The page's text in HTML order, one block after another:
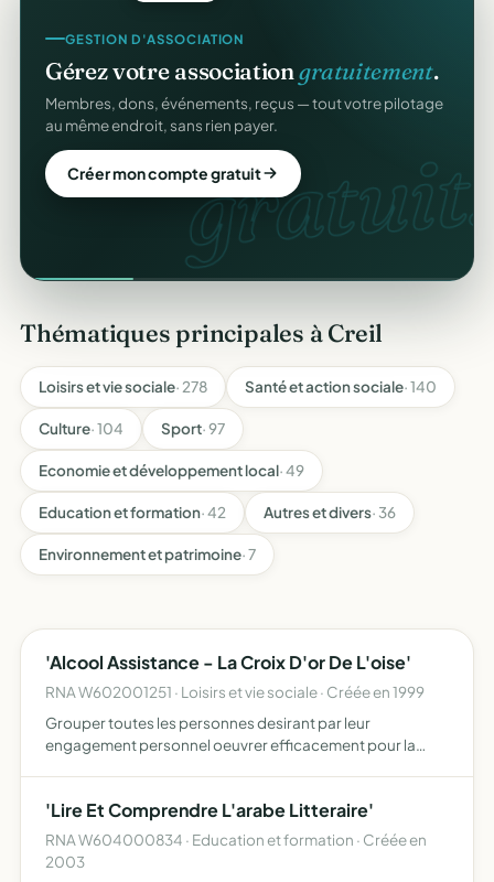
gratuit.
GESTION D'ASSOCIATION
Gérez votre associationgratuitement.
Membres, dons, événements, reçus — tout votre pilotage
au même endroit, sans rien payer.
Créer mon compte gratuit
Thématiques principales à Creil
Loisirs et vie sociale· 278 Santé et action sociale· 140
Culture· 104 Sport· 97
Economie et développement local· 49
Education et formation· 42 Autres et divers· 36
Environnement et patrimoine· 7
'Alcool Assistance - La Croix D'or De L'oise'
RNA W602001251 · Loisirs et vie sociale · Créée en 1999
Grouper toutes les personnes desirant par leur
engagement personnel oeuvrer efficacement pour la
'Lire Et Comprendre L'arabe Litteraire'
RNA W604000834 · Education et formation · Créée en
2003